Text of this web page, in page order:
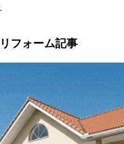
リフォーム記事